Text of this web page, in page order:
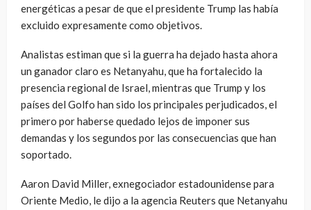
energéticas a pesar de que el presidente Trump las había
excluido expresamente como objetivos.
Analistas estiman que si la guerra ha dejado hasta ahora
un ganador claro es Netanyahu, que ha fortalecido la
presencia regional de Israel, mientras que Trump y los
países del Golfo han sido los principales perjudicados, el
primero por haberse quedado lejos de imponer sus
demandas y los segundos por las consecuencias que han
soportado.
Aaron David Miller, exnegociador estadounidense para
Oriente Medio, le dijo a la agencia Reuters que Netanyahu